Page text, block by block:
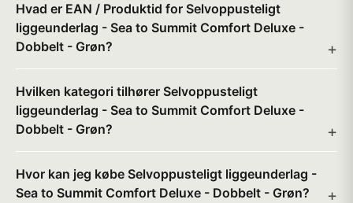
Hvad er EAN / Produktid for Selvoppusteligt
liggeunderlag - Sea to Summit Comfort Deluxe -
Dobbelt - Grøn?
Hvilken kategori tilhører Selvoppusteligt
liggeunderlag - Sea to Summit Comfort Deluxe -
Dobbelt - Grøn?
Hvor kan jeg købe Selvoppusteligt liggeunderlag -
Sea to Summit Comfort Deluxe - Dobbelt - Grøn?